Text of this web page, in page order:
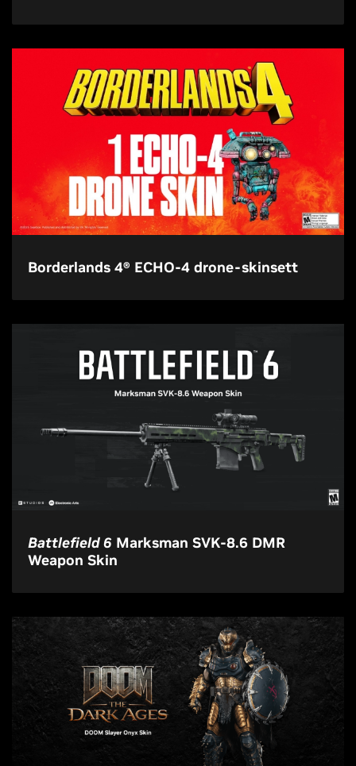
Borderlands 4® ECHO-4 drone-skinsett
Battlefield 6 Marksman SVK-8.6 DMR
Weapon Skin